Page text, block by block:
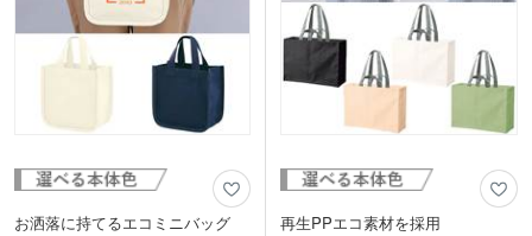
お洒落に持てるエコミニバッグ 再生PPエコ素材を採用